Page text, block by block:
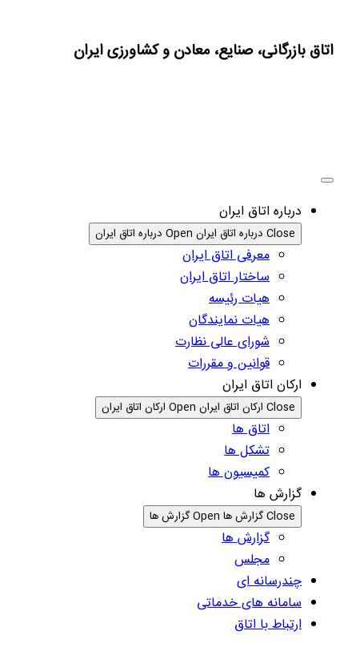
اتاق بازرگانی، صنایع، معادن و کشاورزی ایران
درباره اتاق ایران
Close درباره اتاق ایران Open درباره اتاق ایران
معرفی اتاق ایران
ساختار اتاق ایران
هیات رئیسه
هیات نمایندگان
شورای عالی نظارت
قوانین و مقررات
ارکان اتاق ایران
Close ارکان اتاق ایران Open ارکان اتاق ایران
اتاق ها
تشکل ها
کمیسیون ها
گزارش ها
Close گزارش ها Open گزارش ها
گزارش ها
مجلس
چندرسانه ای
سامانه های خدماتی
ارتباط با اتاق